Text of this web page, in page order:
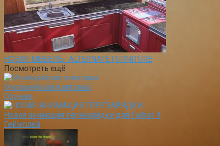
НОВАЯ МЕБЕЛЬ- ALTERNATE FURNITURE
Посмотреть ещё
Милицейская винтовка
Оружие
Новая анимация перезарядки для Fallout 4
Геймплей